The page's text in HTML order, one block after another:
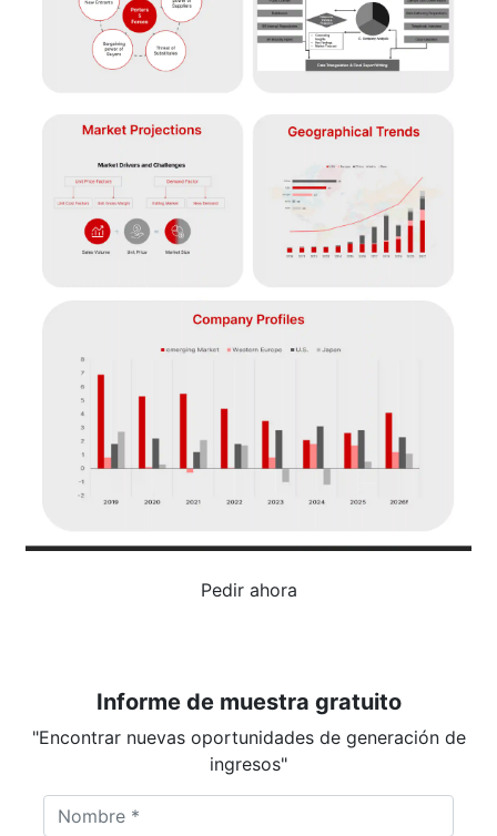
Pedir ahora
Informe de muestra gratuito
"Encontrar nuevas oportunidades de generación de
ingresos"